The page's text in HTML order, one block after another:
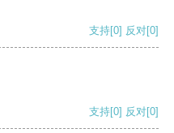
支持[0] 反对[0]
支持[0] 反对[0]